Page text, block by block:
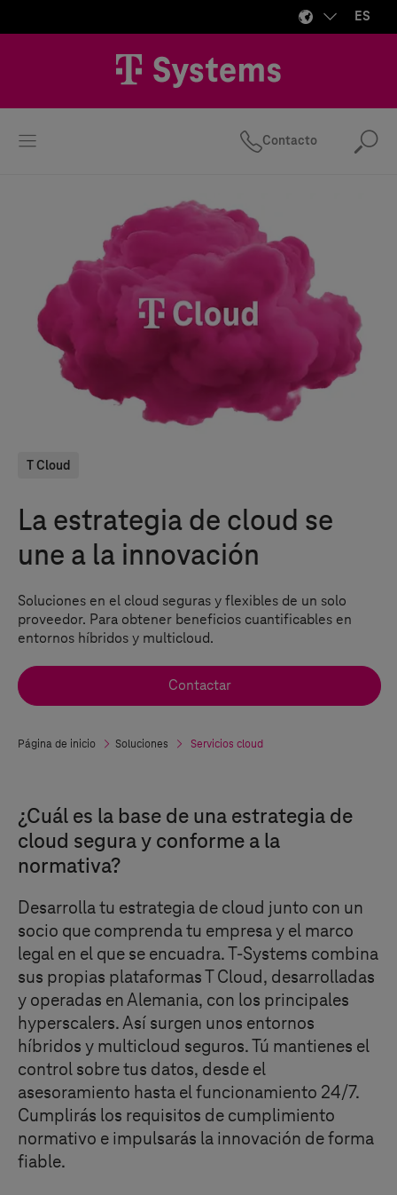
ES
Contacto
T Cloud
La estrategia de cloud se
une a la innovación
Soluciones en el cloud seguras y flexibles de un solo
proveedor. Para obtener beneficios cuantificables en
entornos híbridos y multicloud.
Contactar
Página de inicio Soluciones Servicios cloud
¿Cuál es la base de una estrategia de
cloud segura y conforme a la
normativa?
Desarrolla tu estrategia de cloud junto con un
socio que comprenda tu empresa y el marco
legal en el que se encuadra.T-Systems combina
sus propias plataformasT Cloud, desarrolladas
y operadas en Alemania, con los principales
hyperscalers. Así surgen unos entornos
híbridos y multicloud seguros. Tú mantienes el
control sobre tus datos, desde el
asesoramiento hasta el funcionamiento 24/7.
Cumplirás los requisitos de cumplimiento
normativo e impulsarás la innovación de forma
fiable.